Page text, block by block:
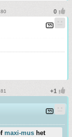
maxi-mus het